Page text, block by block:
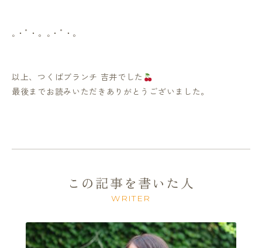
｡・ﾟ・。｡・ﾟ・。
以上、つくばブランチ 吉井でした
最後までお読みいただきありがとうございました。
この記事を書いた人
WRITER